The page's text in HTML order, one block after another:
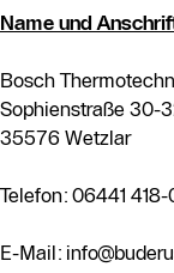
Name und
Bosch
Sophienstraße 30-
35576 Wetzlar
Telefon: 06441 418-
E-Mail: